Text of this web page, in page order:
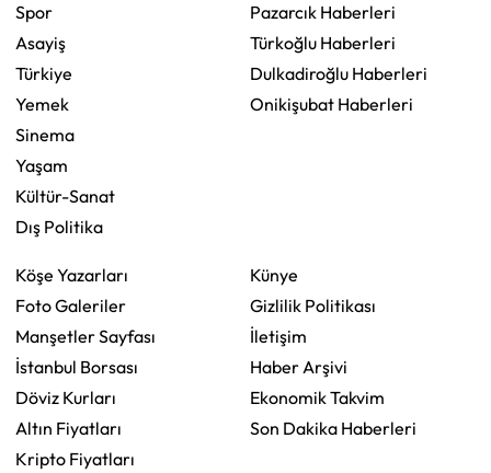
Spor
Asayiş
Türkiye
Yemek
Sinema
Yaşam
Kültür-Sanat
Dış Politika
Pazarcık Haberleri
Türkoğlu Haberleri
Dulkadiroğlu Haberleri
Onikişubat Haberleri
Köşe Yazarları
Foto Galeriler
Manşetler Sayfası
İstanbul Borsası
Döviz Kurları
Altın Fiyatları
Kripto Fiyatları
Künye
Gizlilik Politikası
İletişim
Haber Arşivi
Ekonomik Takvim
Son Dakika Haberleri